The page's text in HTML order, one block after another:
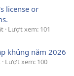
license or
Lượt xem: 101
khủng năm 2026
Lượt xem: 100